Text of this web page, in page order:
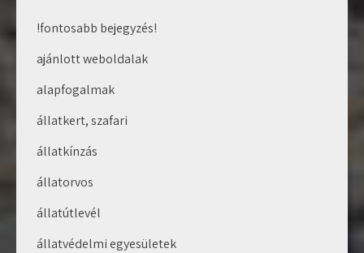
!fontosabb bejegyzés!
ajánlott weboldalak
alapfogalmak
állatkert, szafari
állatkínzás
állatorvos
állatútlevél
állatvédelmi egyesületek